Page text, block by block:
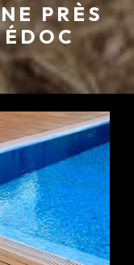
PRÈS